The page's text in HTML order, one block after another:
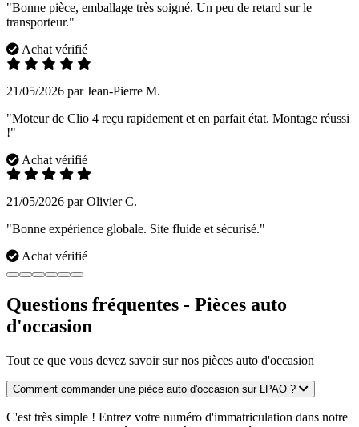
"Bonne pièce, emballage très soigné. Un peu de retard sur le
transporteur."
Achat vérifié
21/05/2026 par Jean-Pierre M.
"Moteur de Clio 4 reçu rapidement et en parfait état. Montage réussi
!"
Achat vérifié
21/05/2026 par Olivier C.
"Bonne expérience globale. Site fluide et sécurisé."
Achat vérifié
Questions fréquentes - Pièces auto
d'occasion
Tout ce que vous devez savoir sur nos pièces auto d'occasion
Comment commander une pièce auto d'occasion sur LPAO ?
C'est très simple ! Entrez votre numéro d'immatriculation dans notre